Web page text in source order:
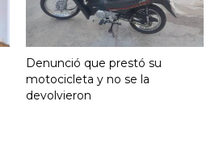
Denunció que prestó su
motocicleta y no se la
devolvieron